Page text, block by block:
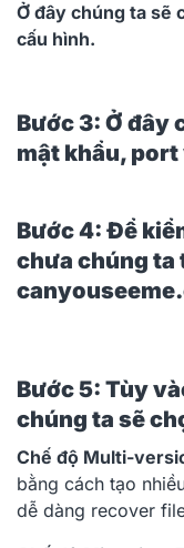
Ở đây chúng ta sẽ
cấu hình.
Bước 3: Ở đây
mật khẩu,
Bước 4: Để
chưa chúng ta
Bước 5: Tùy
chúng ta sẽ
Chế độ Multi-
bằng cách tạo
dễ dàng recover